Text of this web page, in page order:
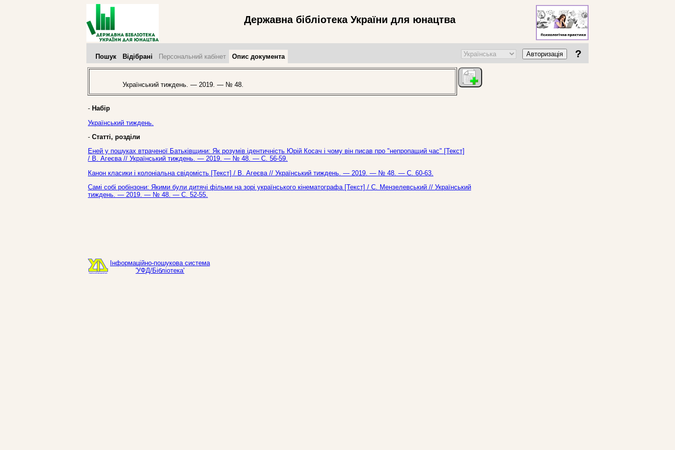
Державна бібліотека України для юнацтва
Пошук Відібрані Персональний кабінет Опис документа Авторизація ?
Український тиждень. — 2019. — № 48.
- Набір
Український тиждень.
- Статті, розділи
Еней у пошуках втраченої Батьківщини: Як розумів ідентичність Юрій Косач і чому він писав про "непропащий час" [Текст]
/ В. Агеєва // Український тиждень. — 2019. — № 48. — С. 56-59.
Канон класики і колоніальна свідомість [Текст] / В. Агеєва // Український тиждень. — 2019. — № 48. — С. 60-63.
Самі собі робінзони: Якими були дитячі фільми на зорі українського кінематографа [Текст] / С. Мензелевський // Український
тиждень. — 2019. — № 48. — С. 52-55.
Інформаційно-пошукова система
'УФД/Бібліотека'